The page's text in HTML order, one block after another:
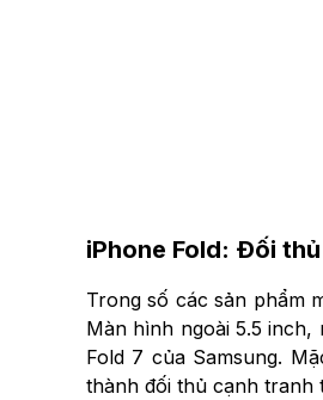
iPhone Fold: Đối
Trong số các sản phẩm
Màn hình ngoài 5.5
Fold 7 của Samsung.
thành đối thủ cạnh tranh